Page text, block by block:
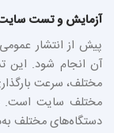
آزمایش و تست
پیش از انتشار
آن انجام شود. این
مختلف، سرعت
مختلف سایت است.
دستگاه‌های مختلف